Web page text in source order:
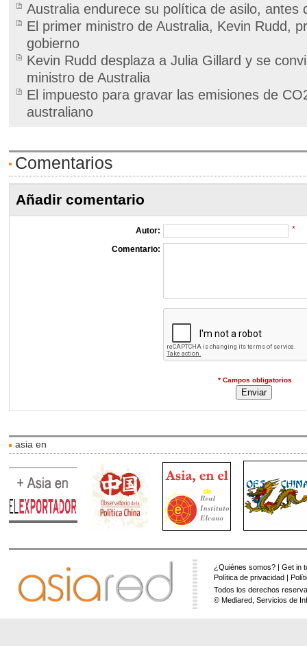
Australia endurece su política de asilo, antes
El primer ministro de Australia, Kevin Rudd,
gobierno
Kevin Rudd desplaza a Julia Gillard y se
ministro de Australia
El impuesto para gravar las emisiones de
australiano
Comentarios
Añadir comentario
Autor: *
Comentario:
* Campos obligatorios
asia en
¿Quiénes somos? |Get in
Política de privacidad |
Todos los derechos
© Mediared, Servicios de